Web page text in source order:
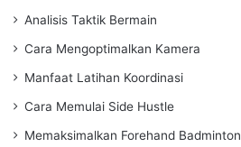
Analisis Taktik Bermain
Cara Mengoptimalkan Kamera
Manfaat Latihan Koordinasi
Cara Memulai Side Hustle
Memaksimalkan Forehand Badminton